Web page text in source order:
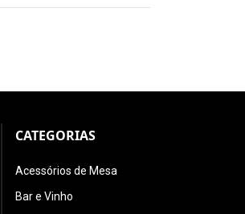
CATEGORIAS
Acessórios de Mesa
Bar e Vinho